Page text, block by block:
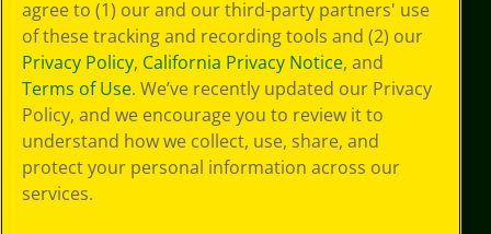
Aviso de
privacidad de CA
Cookie
Preferences
Condiciones de
uso
Accesibilidad web
Mapa del sitio
agree to (1) our and our third-party partners' use
of these tracking and recording tools and (2) our
Privacy Policy, California Privacy Notice, and
Terms of Use. We’ve recently updated our Privacy
Policy, and we encourage you to review it to
understand how we collect, use, share, and
protect your personal information across our
services.